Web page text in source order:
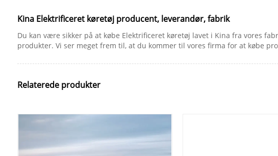
Kina Elektrificeret køretøj producent, leverandør, fabrik
Du kan være sikker på at købe Elektrificeret køretøj lavet i Kina fra vores
produkter. Vi ser meget frem til, at du kommer til vores firma for at købe
Relaterede produkter